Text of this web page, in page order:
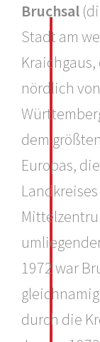
Bruchsal
Stadt am
nördlich
dem
Europas,
1972 war
durch die